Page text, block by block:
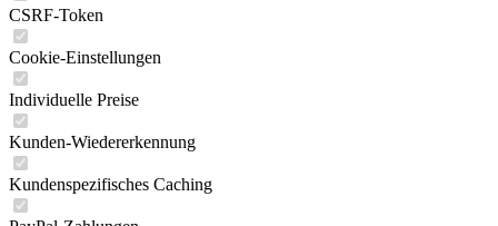
CSRF-Token
Cookie-Einstellungen
Individuelle Preise
Kunden-Wiedererkennung
Kundenspezifisches Caching